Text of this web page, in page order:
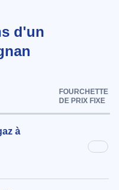
d'un
FOURCHETTE
DE PRIX FIXE
à